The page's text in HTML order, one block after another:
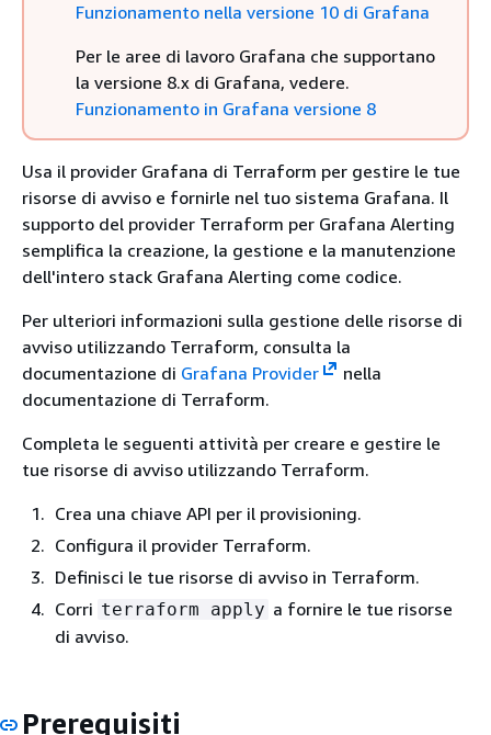
Funzionamento nella versione 10 di Grafana
Per le aree di lavoro Grafana che supportano
la versione 8.x di Grafana, vedere.
Funzionamento in Grafana versione 8
Usa il provider Grafana di Terraform per gestire le tue
risorse di avviso e fornirle nel tuo sistema Grafana. Il
supporto del provider Terraform per Grafana Alerting
semplifica la creazione, la gestione e la manutenzione
dell'intero stack Grafana Alerting come codice.
Per ulteriori informazioni sulla gestione delle risorse di
avviso utilizzando Terraform, consulta la
documentazione di Grafana Provider
nella
documentazione di Terraform.
Completa le seguenti attività per creare e gestire le
tue risorse di avviso utilizzando Terraform.
Crea una chiave API per il provisioning.
Configura il provider Terraform.
Definisci le tue risorse di avviso in Terraform.
Corri terraform apply a fornire le tue risorse
di avviso.
Prerequisiti